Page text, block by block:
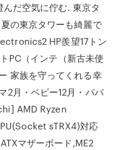
だ空気に佇む. 東京タ
の東京タワーも綺麗で
HP羨望17トン
PC（インテ（新古未使
家族を守ってくれる幸
2月・ベビー12月・パパ
AMD Ryzen
sTRX4)対応
マザーボード,ME2